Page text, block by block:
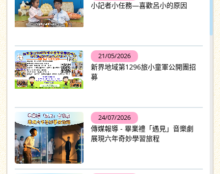
小記者小任務—喜歡呂小的原因
21/05/2026
新界地域第1296旅小童軍公開團招
募
24/07/2026
傳媒報導 - 畢業禮「遇見」音樂劇
展現六年奇妙學習旅程